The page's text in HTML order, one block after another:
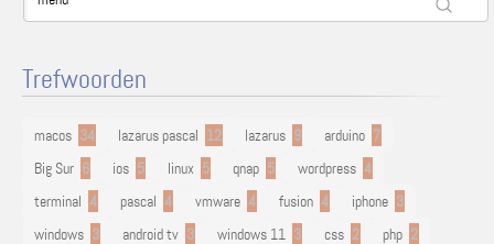
Trefwoorden
macos 34 lazarus pascal 12 lazarus 9 arduino 7
Big Sur 6 ios 5 linux 5 qnap 5 wordpress 4
terminal 4 pascal 4 vmware 4 fusion 4 iphone 3
windows 3 android tv 3 windows 11 3 css 2 php 2